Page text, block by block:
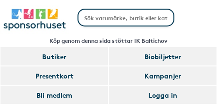
Köp genom denna sida stöttar IK Baltichov
Butiker
Biobiljetter
Presentkort
Kampanjer
Bli medlem
Logga in